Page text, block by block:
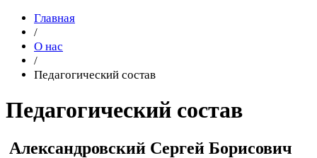
Главная
/
О нас
/
Педагогический состав
Педагогический состав
Александровский Сергей Борисович